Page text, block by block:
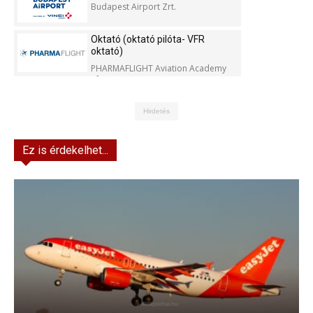
Budapest Airport Zrt.
Oktató (oktató pilóta- VFR
oktató)
PHARMAFLIGHT Aviation Academy
Kft.
Hirdetés
Ez is érdekelhet...